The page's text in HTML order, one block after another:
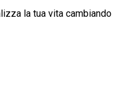
la tua vita